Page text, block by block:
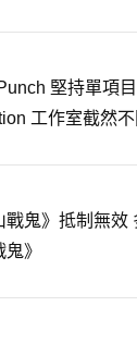
堅持單項
工作室截然不
戰鬼》抵制無
鬼》